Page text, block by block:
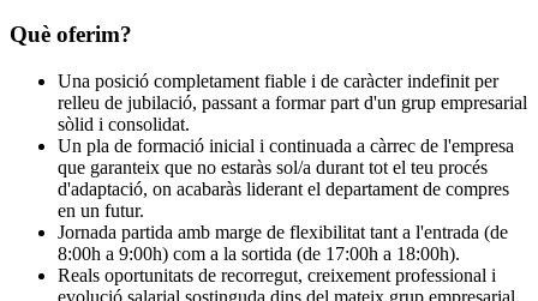
Què oferim?
Una posició completament fiable i de caràcter indefinit per
relleu de jubilació, passant a formar part d'un grup empresarial
sòlid i consolidat.
Un pla de formació inicial i continuada a càrrec de l'empresa
que garanteix que no estaràs sol/a durant tot el teu procés
d'adaptació, on acabaràs liderant el departament de compres
en un futur.
Jornada partida amb marge de flexibilitat tant a l'entrada (de
8:00h a 9:00h) com a la sortida (de 17:00h a 18:00h).
Reals oportunitats de recorregut, creixement professional i